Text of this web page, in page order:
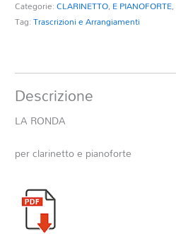
Categorie:CLARINETTO, E PIANOFORTE,
Tag:Trascrizioni e Arrangiamenti
Descrizione
LA RONDA
per clarinetto e pianoforte